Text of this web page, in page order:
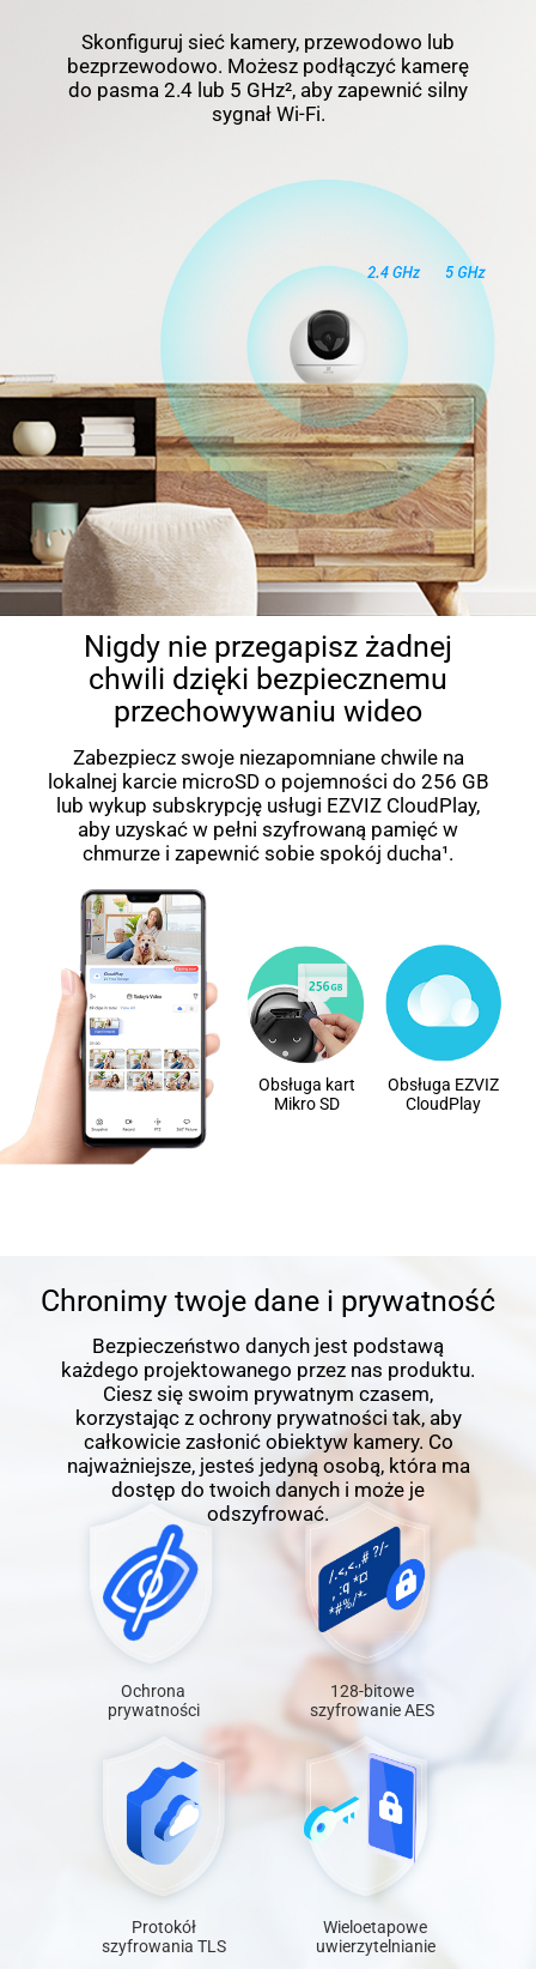
Skonfiguruj sieć kamery, przewodowo lub
bezprzewodowo. Możesz podłączyć kamerę
do pasma 2.4 lub 5 GHz², aby zapewnić silny
sygnał Wi-Fi.
Nigdy nie przegapisz żadnej
chwili dzięki bezpiecznemu
przechowywaniu wideo
Zabezpiecz swoje niezapomniane chwile na
lokalnej karcie microSD o pojemności do 256 GB
lub wykup subskrypcję usługi EZVIZ CloudPlay,
aby uzyskać w pełni szyfrowaną pamięć w
chmurze i zapewnić sobie spokój ducha¹.
Obsługa kart
Mikro SD
Obsługa EZVIZ
CloudPlay
Chronimy twoje dane i prywatność
Bezpieczeństwo danych jest podstawą
każdego projektowanego przez nas produktu.
Ciesz się swoim prywatnym czasem,
korzystając z ochrony prywatności tak, aby
całkowicie zasłonić obiektyw kamery. Co
najważniejsze, jesteś jedyną osobą, która ma
dostęp do twoich danych i może je
odszyfrować.
Ochrona
prywatności
128-bitowe
szyfrowanie AES
Protokół
szyfrowania TLS
Wieloetapowe
uwierzytelnianie